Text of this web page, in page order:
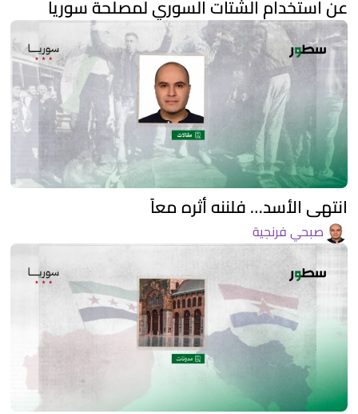
عن استخدام الشتات السوري لمصلحة سوريا
انتهى الأسد… فلننه أثره معاً
صبحي فرنجية